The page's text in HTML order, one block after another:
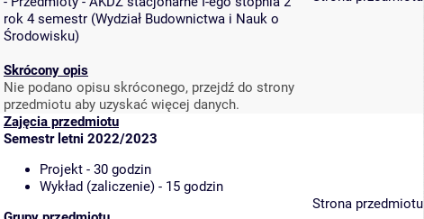
rok 4 semestr (Wydział Budownictwa i Nauk o
Środowisku)
Skrócony opis
Nie podano opisu skróconego, przejdź do strony
przedmiotu aby uzyskać więcej danych.
Zajęcia przedmiotu
Semestr letni 2022/2023
Projekt - 30 godzin
Wykład (zaliczenie) - 15 godzin
Strona przedmiotu